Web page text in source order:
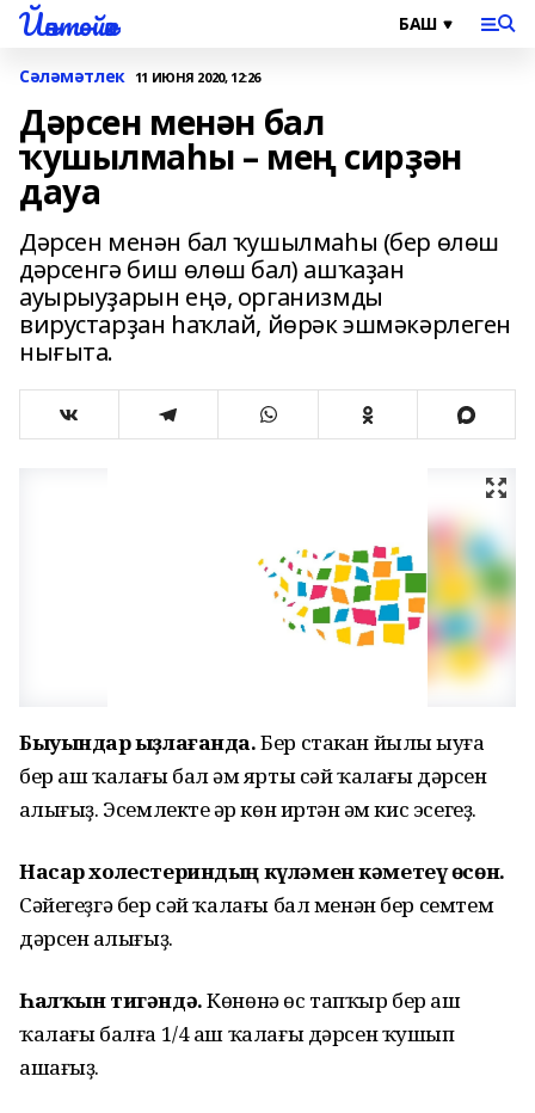
Йәнтөйәк
Сәләмәтлек 11 ИЮНЯ 2020, 12:26
Дәрсен менән бал
ҡушылмаһы – мең сирҙән
дауа
Дәрсен менән бал ҡушылмаһы (бер өлөш
дәрсенгә биш өлөш бал) ашҡаҙан
ауырыуҙарын еңә, организмды
вирустарҙан һаҡлай, йөрәк эшмәкәрлеген
нығыта.
Быуындар һыҙлағанда.Бер стакан йылы һыуға
бер аш ҡалағы бал һәм ярты сәй ҡалағы дәрсен
һалығыҙ. Эсемлекте һәр көн иртән һәм кис эсегеҙ.
Насар холестериндың күләмен кәметеү өсөн.
Сәйегеҙгә бер сәй ҡалағы бал менән бер семтем
дәрсен һалығыҙ.
Һалҡын тигәндә.Көнөнә өс тапҡыр бер аш
ҡалағы балға 1/4 аш ҡалағы дәрсен ҡушып
ашағыҙ.